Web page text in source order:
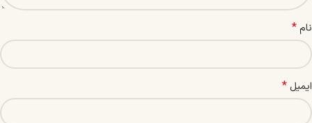
نام*
ایمیل *